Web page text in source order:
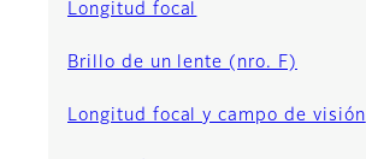
Longitud focal
Brillo de un lente (nro. F)
Longitud focal y campo de visión